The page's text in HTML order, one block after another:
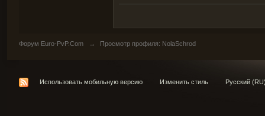
Форум Euro-PvP.Com → Просмотр профиля: NolaSchrod
Использовать мобильную версию Изменить стиль Русский